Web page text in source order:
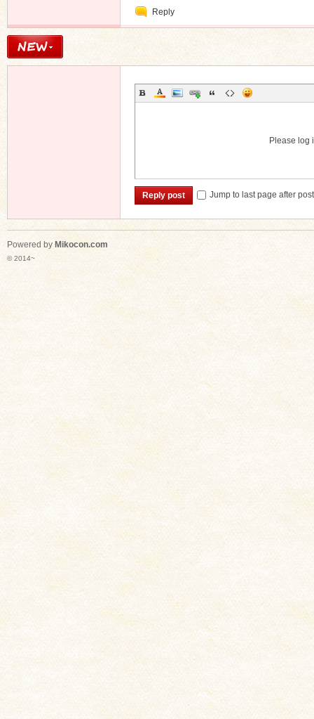
Reply
Please log
Reply post Jump to last page after
Powered by Mikocon.com
© 2014~